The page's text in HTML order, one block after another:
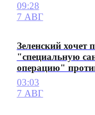
09:28
7 АВГ
Зеленский хочет
"специальную
операцию"
03:03
7 АВГ